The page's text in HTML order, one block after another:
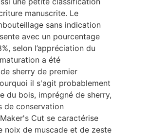
manuscrite. Le
sans indication
avec un pourcentage
selon l’appréciation du
a été
sherry de premier
il s'agit probablement
du bois, imprégné de sherry,
de conservation
Cut se caractérise
noix de muscade et de zeste